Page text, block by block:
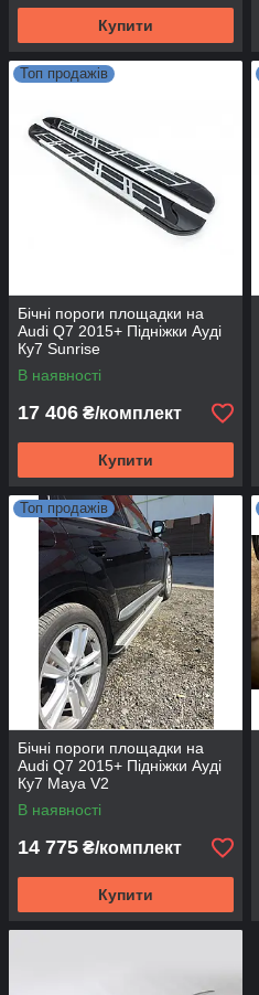
Купити
Топ продажів
Бічні пороги площадки на
Audi Q7 2015+ Підніжки Ауді
Ку7 Sunrise
В наявності
17 406 ₴/комплект
Купити
Топ продажів
Бічні пороги площадки на
Audi Q7 2015+ Підніжки Ауді
Ку7 Maya V2
В наявності
14 775 ₴/комплект
Купити